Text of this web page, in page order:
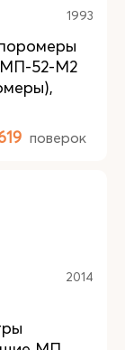
1993
52-М2
поверок
2014